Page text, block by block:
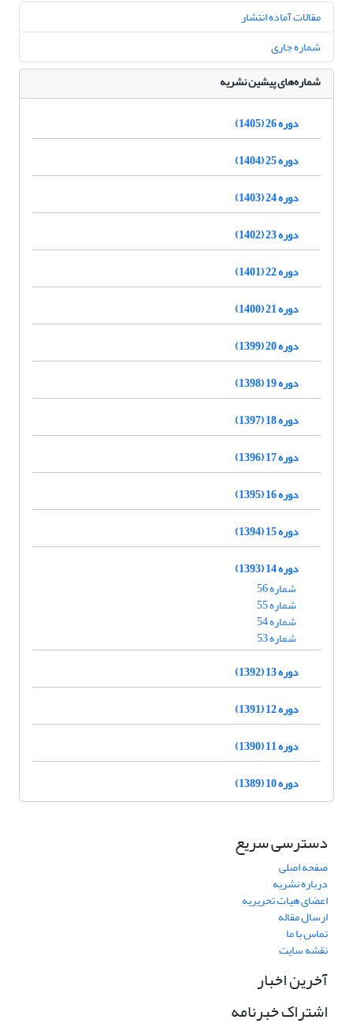
مقالات آماده انتشار
شماره جاری
شماره‌های پیشین نشریه
دوره 26 (1405)
دوره 25 (1404)
دوره 24 (1403)
دوره 23 (1402)
دوره 22 (1401)
دوره 21 (1400)
دوره 20 (1399)
دوره 19 (1398)
دوره 18 (1397)
دوره 17 (1396)
دوره 16 (1395)
دوره 15 (1394)
دوره 14 (1393)
شماره 56
شماره 55
شماره 54
شماره 53
دوره 13 (1392)
دوره 12 (1391)
دوره 11 (1390)
دوره 10 (1389)
دسترسی سریع
صفحه اصلی
درباره نشریه
اعضای هیات تحریریه
ارسال مقاله
تماس با ما
نقشه سایت
آخرین اخبار
اشتراک خبرنامه